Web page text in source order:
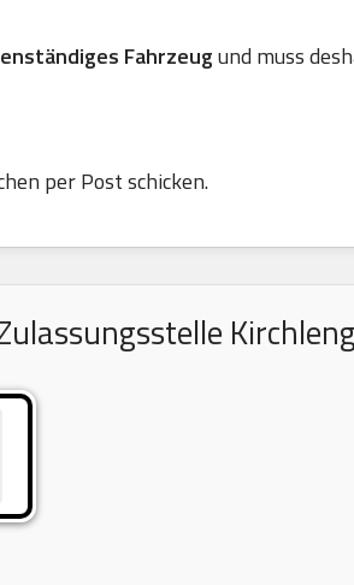
Fahrzeugund muss
per Post schicken.